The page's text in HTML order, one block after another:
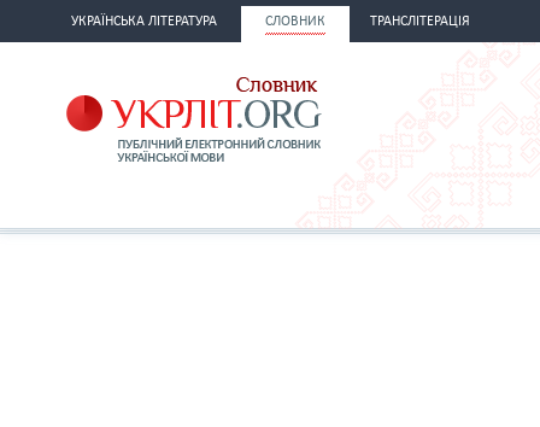
УКРАЇНСЬКА ЛІТЕРАТУРА СЛОВНИК ТРАНСЛІТЕРАЦІЯ